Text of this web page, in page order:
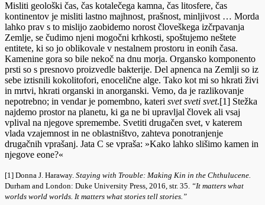
Misliti geološki čas, čas kotalečega kamna, čas litosfere, čas
kontinentov je misliti lastno majhnost, prašnost, minljivost … Morda
lahko prav s to mislijo zaobidemo norost človeškega izčrpavanja
Zemlje, se čudimo njeni mogočni krhkosti, spoštujemo neštete
entitete, ki so jo oblikovale v nestalnem prostoru in eonih časa.
Kamenine gora so bile nekoč na dnu morja. Organsko komponento
prsti so s presnovo proizvedle bakterije. Del apnenca na Zemlji so iz
sebe iztisnili kokolitofori, enocelične alge. Tako kot mi so hkrati živi
in mrtvi, hkrati organski in anorganski. Vemo, da je razlikovanje
nepotrebno; in vendar je pomembno, kateri svet sveti svet.[1] Stežka
najdemo prostor na planetu, ki ga ne bi upravljal človek ali vsaj
vplival na njegove spremembe. Svetiti drugačen svet, v katerem
vlada vzajemnost in ne oblastništvo, zahteva ponotranjenje
drugačnih vprašanj. Jata C se vpraša: »Kako lahko slišimo kamen in
njegove eone?«
[1] Donna J. Haraway. Staying with Trouble: Making Kin in the Chthulucene.
Durham and London: Duke University Press, 2016, str. 35. “It matters what
worlds world worlds. It matters what stories tell stories.”